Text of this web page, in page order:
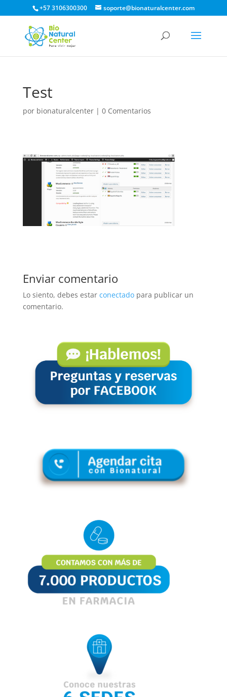
+57 3106300300 soporte@bionaturalcenter.com
Test
por bionaturalcenter| 0 Comentarios
Enviar comentario
Lo siento, debes estar conectadopara publicar un
comentario.